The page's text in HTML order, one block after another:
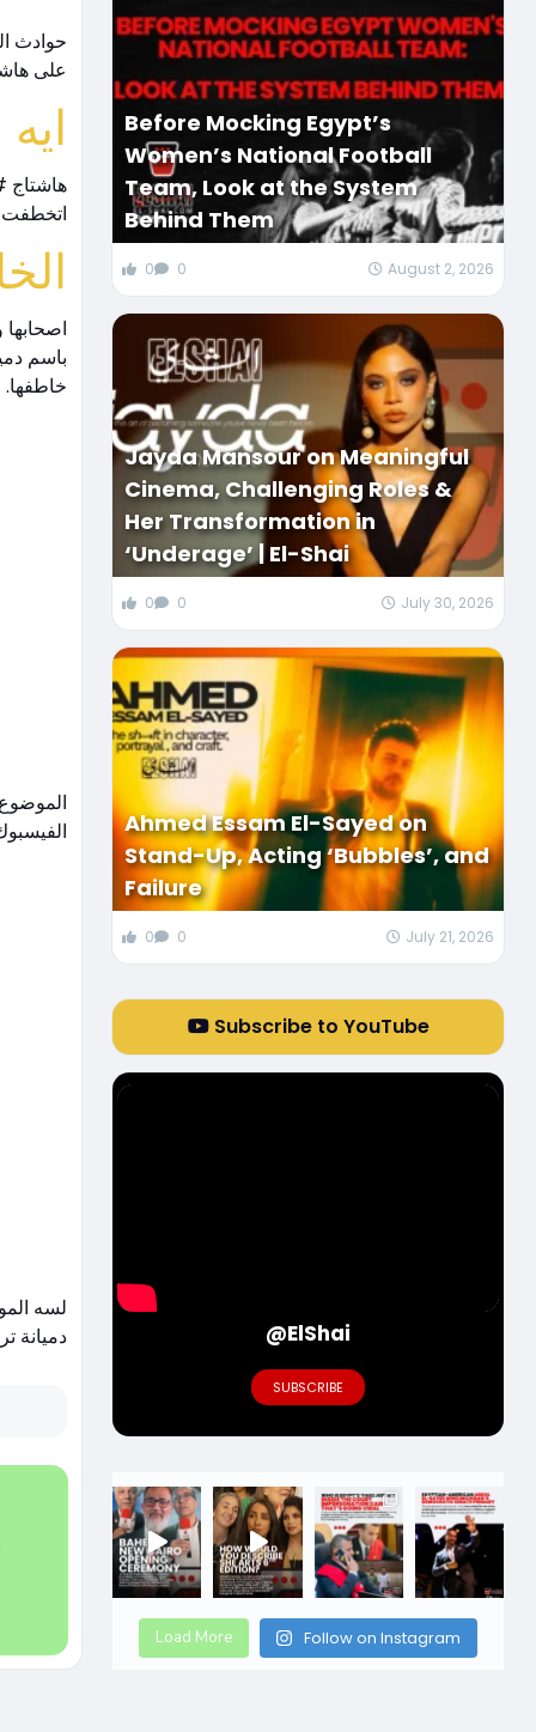
حوادث
على
اتخطفت و
باسم
خاطفها.
دميانة
Before Mocking Egypt’s
Women’s National Football
Team, Look at the System
Behind Them
0 0 August 2, 2026
Jayda Mansour on Meaningful
Cinema, Challenging Roles &
Her Transformation in
‘Underage’ | El-Shai
0 0 July 30, 2026
Ahmed Essam El-Sayed on
Stand-Up, Acting ‘Bubbles’, and
Failure
0 0 July 21, 2026
Subscribe to YouTube
@ElShai
SUBSCRIBE
Load More Follow on Instagram